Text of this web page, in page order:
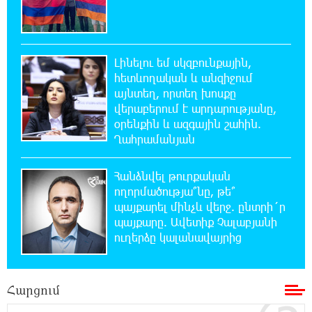
ՊԱՏՄՈՒԹՅԱՆ ԱՅՍ ՕՐԸ (6 օգոստոսի).
Ազդարարվել է Հյուսիս-Հարավ
ավտոմայրուղու շինարարության մեկնարկը. «Փաստ»
11:03:37 6-08-2026
Եվրոպական երազանք աղքատության
հետհամով. առևտրային ճգնաժամը մտել է
վտանգավոր փուլ. «Փաստ»
Հարցնում են իրար.«ամուսինդ ո՞նց է, քեռիդ
ո՞նց է». Մարուքյանը հիասթափված է
նորընտիր խորհրդարանից
10:35:54 6-08-2026
Ոչխարները արևային էլեկտրակայանի մոտ,
Լինելու եմ սկզբունքային,
հետևողական և անզիջում
այնտեղ, որտեղ խոսքը
վերաբերում է արդարությանը,
օրենքին և ազգային շահին.
Ղահրամանյան
Հանձնվել թուրքական
ողորմածությա՞նը, թե՞
պայքարել մինչև վերջ. ընտրի´ր
պայքարը. Ավետիք Չալաբյանի
ուղերձը կալանավայրից
Հարցում